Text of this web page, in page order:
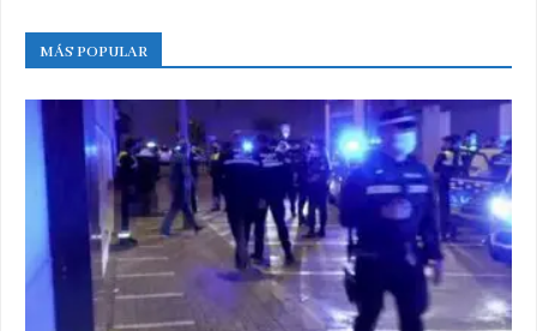
MÁS POPULAR